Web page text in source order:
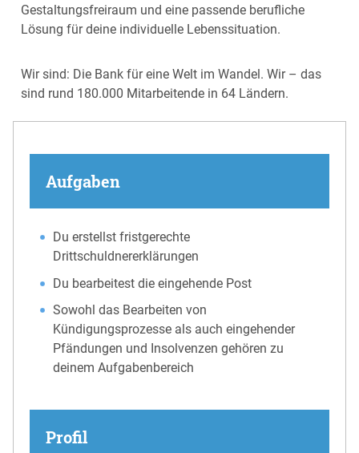
Gestaltungsfreiraum und eine passende berufliche
Lösung für deine individuelle Lebenssituation.
Wir sind: Die Bank für eine Welt im Wandel. Wir – das
sind rund 180.000 Mitarbeitende in 64 Ländern.
Aufgaben
Du erstellst fristgerechte
Drittschuldnererklärungen
Du bearbeitest die eingehende Post
Sowohl das Bearbeiten von
Kündigungsprozesse als auch eingehender
Pfändungen und Insolvenzen gehören zu
deinem Aufgabenbereich
Profil